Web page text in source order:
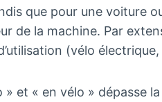
que pour une voiture
de la machine. Par
(vélo
et « en vélo » dépasse